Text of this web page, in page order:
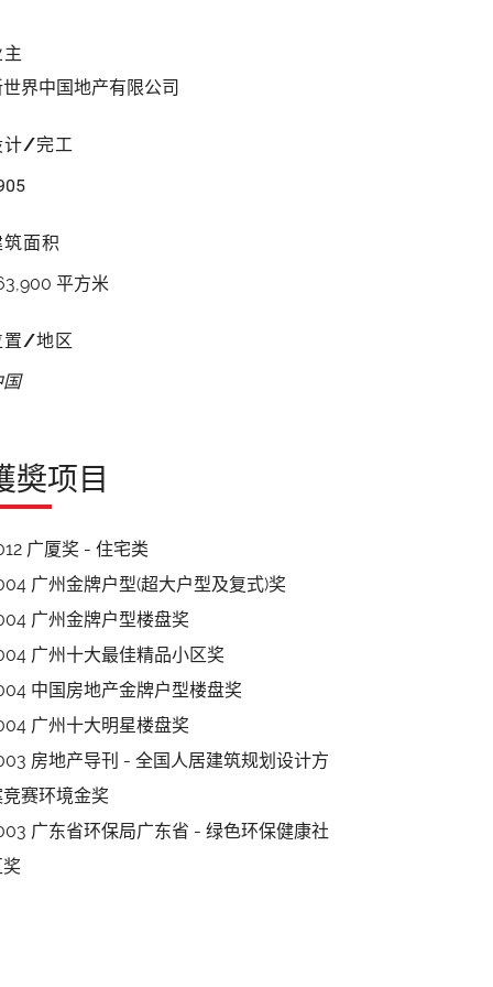
界中国地产有限公司
计/完工
筑面积
平方米
置/地区
国
奬项目
广厦奖 - 住宅类
广州金牌户型(超大户型及复式)奖
广州金牌户型楼盘奖
广州十大最佳精品小区奖
中国房地产金牌户型楼盘奖
广州十大明星楼盘奖
房地产导刊 - 全国人居建筑规划设计方
赛环境金奖
广东省环保局广东省 - 绿色环保健康社